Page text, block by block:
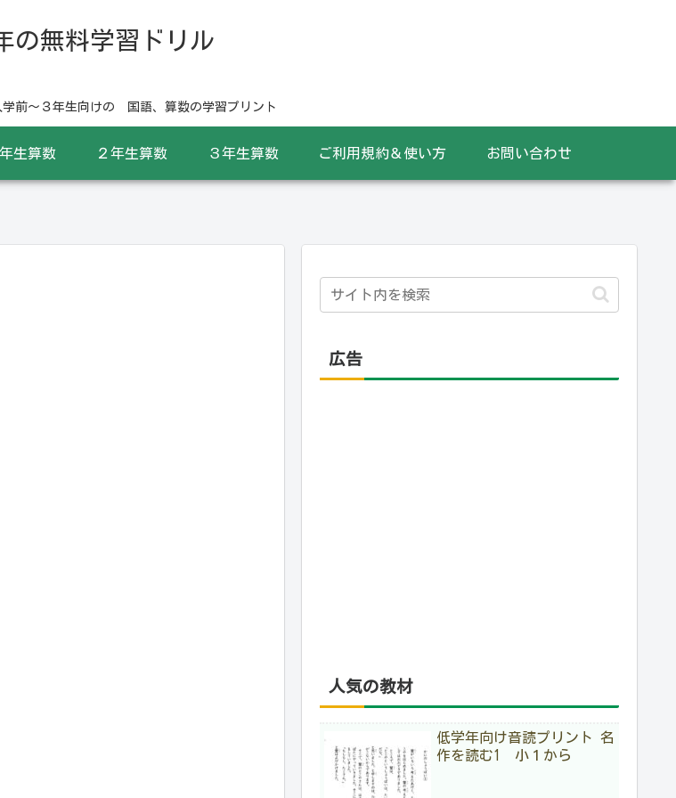
の無料学習ドリル
学前〜３年生向けの 国語、算数の学習プリント
生算数 ２年生算数 ３年生算数 ご利用規約＆使い方 お問い合わせ
広告
人気の教材
低学年向け音読プリント 名
作を読む1 小１から